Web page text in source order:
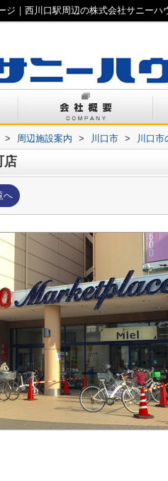
ジ｜西川口駅周辺の株式会社サニーハ
> 周辺施設案内 > 川口市 > 川口市
店
へ